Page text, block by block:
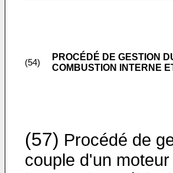
(54)
PROCÉDÉ DE GESTION
COMBUSTION INTERNE
(57) Procédé de
couple d'un